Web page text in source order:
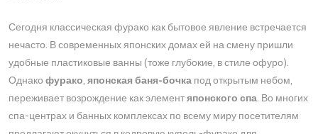
Сегодня классическая фурако как бытовое явление встречается
нечасто. В современных японских домах ей на смену пришли
удобные пластиковые ванны (тоже глубокие, в стиле офуро).
Однако фурако, японская баня-бочка под открытым небом,
переживает возрождение как элемент японского спа. Во многих
спа-центрах и банных комплексах по всему миру посетителям